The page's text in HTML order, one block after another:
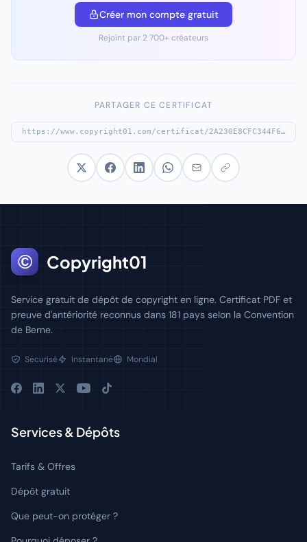
Créer mon compte gratuit
Rejoint par 2 700+ créateurs
PARTAGER CE CERTIFICAT
© Copyright01
Service gratuit de dépôt de copyright en ligne. Certificat PDF et
preuve d'antériorité reconnus dans 181 pays selon la Convention
de Berne.
Sécurisé Instantané Mondial
Services & Dépôts
Tarifs & Offres
Dépôt gratuit
Que peut-on protéger ?